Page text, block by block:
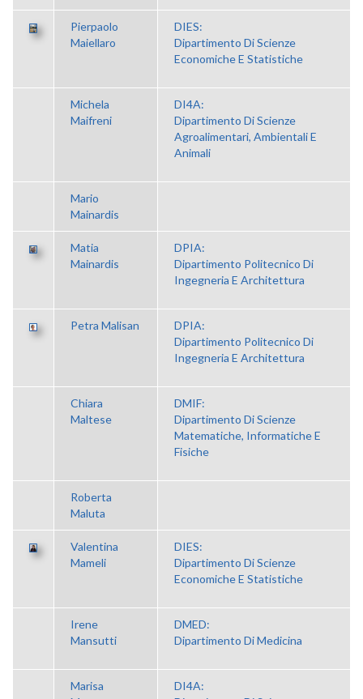
Pierpaolo
Maiellaro
DIES:
Dipartimento Di Scienze
Economiche E Statistiche
Michela
Maifreni
DI4A:
Dipartimento Di Scienze
Agroalimentari, Ambientali E
Animali
Mario
Mainardis
Matia
Mainardis
DPIA:
Dipartimento Politecnico Di
Ingegneria E Architettura
Petra Malisan
DPIA:
Dipartimento Politecnico Di
Ingegneria E Architettura
Chiara
Maltese
DMIF:
Dipartimento Di Scienze
Matematiche, Informatiche E
Fisiche
Roberta
Maluta
Valentina
Mameli
DIES:
Dipartimento Di Scienze
Economiche E Statistiche
Irene
Mansutti
DMED:
Dipartimento Di Medicina
Marisa
DI4A: